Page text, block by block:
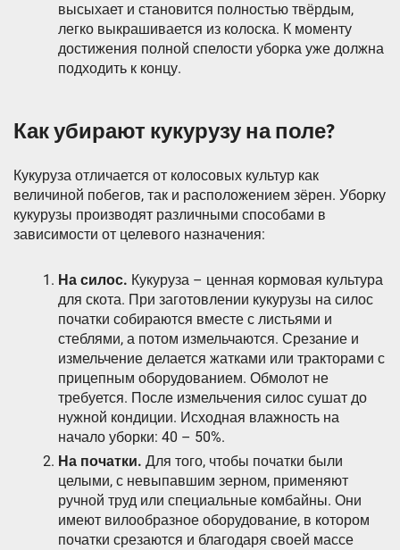
высыхает и становится полностью твёрдым,
легко выкрашивается из колоска. К моменту
достижения полной спелости уборка уже должна
подходить к концу.
Как убирают кукурузу на поле?
Кукуруза отличается от колосовых культур как
величиной побегов, так и расположением зёрен. Уборку
кукурузы производят различными способами в
зависимости от целевого назначения:
На силос. Кукуруза – ценная кормовая культура
для скота. При заготовлении кукурузы на силос
початки собираются вместе с листьями и
стеблями, а потом измельчаются. Срезание и
измельчение делается жатками или тракторами с
прицепным оборудованием. Обмолот не
требуется. После измельчения силос сушат до
нужной кондиции. Исходная влажность на
начало уборки: 40 – 50%.
На початки. Для того, чтобы початки были
целыми, с невыпавшим зерном, применяют
ручной труд или специальные комбайны. Они
имеют вилообразное оборудование, в котором
початки срезаются и благодаря своей массе